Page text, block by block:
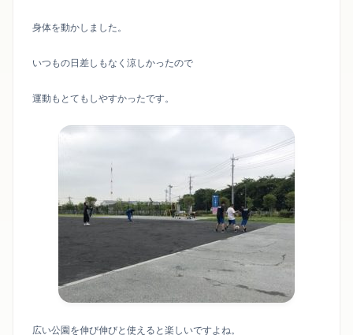
身体を動かしました。
いつもの日差しもなく涼しかったので
運動もとてもしやすかったです。
広い公園を伸び伸びと使えると楽しいですよね。